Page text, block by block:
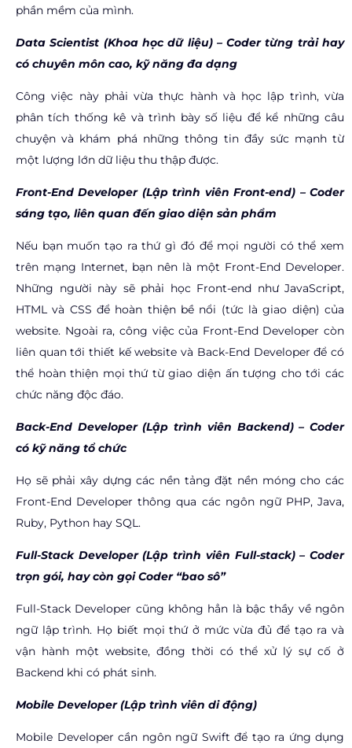
phần mềm của mình.
Data Scientist (Khoa học dữ liệu) –Coder từng trải hay
có chuyên môn cao, kỹ năng đa dạng
Công việc này phải vừa thực hành và học lập trình, vừa
phân tích thống kê và trình bày số liệu để kể những câu
chuyện và khám phá những thông tin đầy sức mạnh từ
một lượng lớn dữ liệu thu thập được.
Front-End Developer (Lập trình viên Front-end) – Coder
sáng tạo, liên quan đến giao diện sản phẩm
Nếu bạn muốn tạo ra thứ gì đó để mọi người có thể xem
trên mạng Internet, bạn nên là một Front-End Developer.
Những người này sẽ phải học Front-end như JavaScript,
HTML và CSS để hoàn thiện bề nổi (tức là giao diện) của
website. Ngoài ra, công việc của Front-End Developer còn
liên quan tới thiết kế website và Back-End Developer để có
thể hoàn thiện mọi thứ từ giao diện ấn tượng cho tới các
chức năng độc đáo.
Back-End Developer (Lập trình viên Backend) – Coder
có kỹ năng tổ chức
Họ sẽ phải xây dựng các nền tảng đặt nền móng cho các
Front-End Developer thông qua các ngôn ngữ PHP, Java,
Ruby, Python hay SQL.
Full-Stack Developer (Lập trình viên Full-stack) – Coder
trọn gói, hay còn gọi Coder “bao sô”
Full-Stack Developer cũng không hẳn là bậc thầy về ngôn
ngữ lập trình. Họ biết mọi thứ ở mức vừa đủ để tạo ra và
vận hành một website, đồng thời có thể xử lý sự cố ở
Backend khi có phát sinh.
Mobile Developer (Lập trình viên di động)
Mobile Developer cần ngôn ngữ Swift để tạo ra ứng dụng